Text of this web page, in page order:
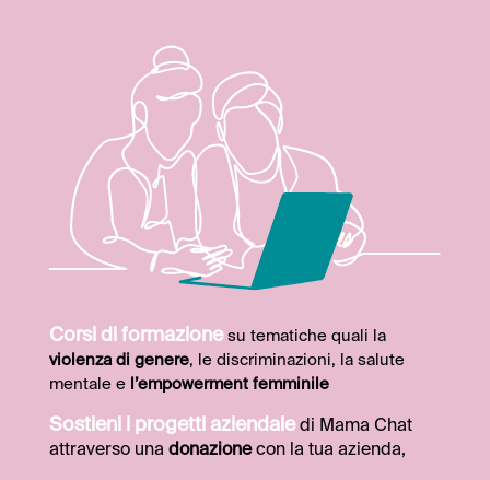
Corsi di formazione su tematiche quali la
violenza di genere, le discriminazioni, la salute
mentale e l’empowerment femminile
Sostieni i progetti aziendaledi Mama Chat
attraverso una donazionecon la tua azienda,